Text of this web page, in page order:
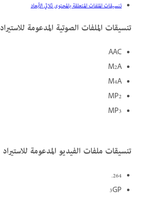
تنسيقات الملفات المتعلقة بالمحتوى ثلاثي الأبعاد
تنسيقات الملفات الصوتية المدعومة للاستيراد
AAC
M2A
M4A
MP2
MP3
تنسيقات ملفات الفيديو المدعومة للاستيراد
‎.264
3GP